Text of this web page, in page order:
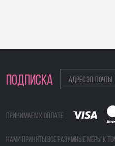
ПОДПИСКА
Принимаем к оплате
Нами приняты все разумные меры к